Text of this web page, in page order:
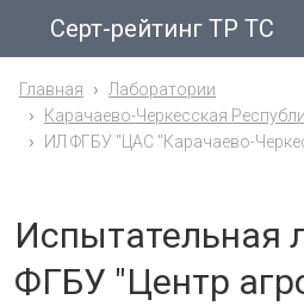
Серт-рейтинг ТР ТС
Главная
Лаборатории
Карачаево-Черкесская
ИЛ ФГБУ "ЦАС "Карачаево-
Испытательная
ФГБУ "Центр